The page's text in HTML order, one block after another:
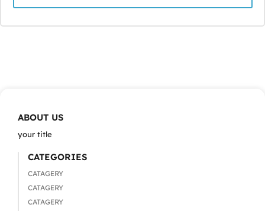
ABOUT US
your title
CATEGORIES
CATAGERY
CATAGERY
CATAGERY